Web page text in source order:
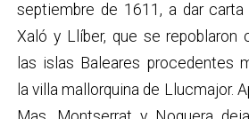
septiembre de 1611, a dar
Xaló y Llíber, que se repoblaron
las islas Baleares procedentes
la villa mallorquina de Llucmajor.